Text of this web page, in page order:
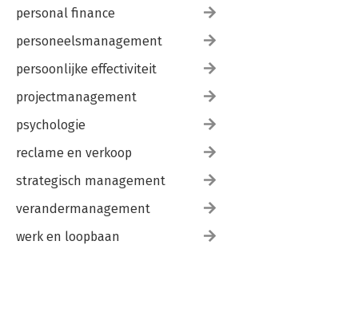
personal finance
personeelsmanagement
persoonlijke effectiviteit
projectmanagement
psychologie
reclame en verkoop
strategisch management
verandermanagement
werk en loopbaan